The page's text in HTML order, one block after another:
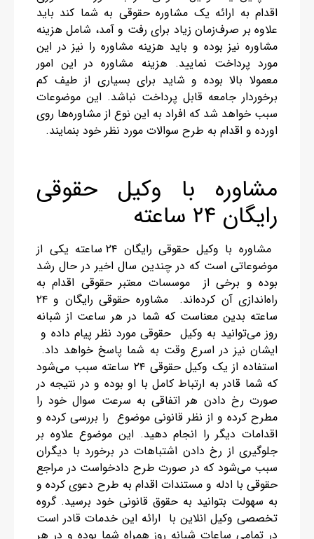
اقدام به ارائه یک مشاوره حقوقی به شما کند باید
علاوه بر صرف‌زمان زیاد برای رفت و آمد، شامل هزینه
مشاوره نیز بوده و باید هزینه مشاوره را نیز در این
مورد پرداخت نمایید. هزینه مشاوره در این امور
معمولا بالا بوده و شاید برای بسیاری از طیف کم
برخوردار جامعه قابل پرداخت نباشد. این موضوعات
سبب خواهد شد که افراد به این نوع از مشاوره‌ها روی
اورده و ‌‌اقدام به طرح سوالات مورد نظر خود بنمایند‌.
مشاوره با وکیل حقوقی
رایگان ۲۴ ساعته
مشاوره با وکیل حقوقی رایگان ۲۴ ساعته یکی از
موضوعاتی است که در چندین سال اخیر در حال رشد
بوده و برخی از موسسات معتبر حقوقی اقدام به
راه‌اندازی آن کرده‌اند. مشاوره حقوقی رایگان و ۲۴
ساعته بدین معناست که شما در هر ساعت از شبانه
روز می‌توانید به وکیل حقوقی مورد نظر پیام داده و
ایشان نیز در اسرع وقت به شما پاسخ خواهد داد.
استفاده از یک وکیل حقوقی ۲۴ ساعته سبب می‌شود
که شما قادر به ارتباط کامل با او بوده و در نتیجه در
صورت رخ دادن هر اتفاقی به سرعت سوال خود را
مطرح کرده و از نظر قانونی موضوع را بررسی کرده و
اقدامات دیگر را انجام دهید. این موضوع علاوه بر
جلوگیری از رخ دادن اشتباهات در برخورد با دیگران
سبب می‌شود که در صورت طرح دادخواست در مراجع
حقوقی با ادله و مستندات اقدام به طرح دعوی کرده و
به سهولت بتوانید به حقوق قانونی خود برسید. گروه
تخصصی وکیل انلاین با ارائه این خدمات قادر است
در تمامی ساعات شبانه روز همراه شما بوده و در هر